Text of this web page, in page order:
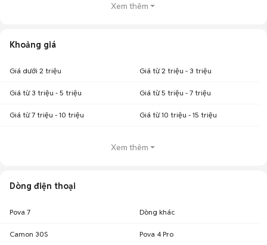
Xem thêm
Khoảng giá
Giá dưới 2 triệu Giá từ 2 triệu - 3 triệu
Giá từ 3 triệu - 5 triệu Giá từ 5 triệu - 7 triệu
Giá từ 7 triệu - 10 triệu Giá từ 10 triệu - 15 triệu
Xem thêm
Dòng điện thoại
Pova 7 Dòng khác
Camon 30S Pova 4 Pro